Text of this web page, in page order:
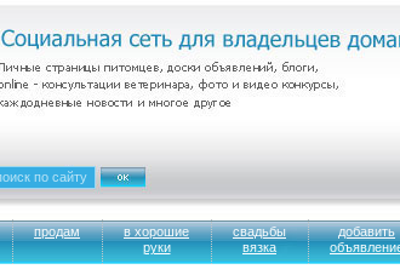
продам
в хорошие
руки
свадьбы
вязка
добавить